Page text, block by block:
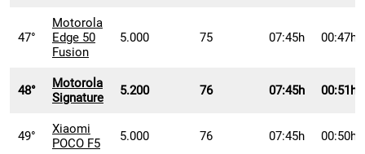
47°
Motorola
Edge 50
Fusion
5.000 75 07:45h 00:47h
48°
Motorola
Signature
5.200 76 07:45h 00:51h
49°
Xiaomi
POCO F5
5.000 76 07:45h 00:50h